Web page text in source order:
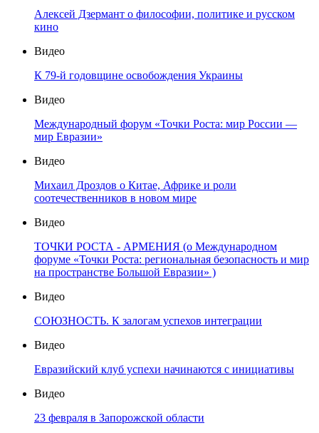
Алексей Дзермант о философии, политике и русском
кино
Видео
К 79-й годовщине освобождения Украины
Видео
Международный форум «Точки Роста: мир России —
мир Евразии»
Видео
Михаил Дроздов о Китае, Африке и роли
соотечественников в новом мире
Видео
ТОЧКИ РОСТА - АРМЕНИЯ (о Международном
форуме «Точки Роста: региональная безопасность и мир
на пространстве Большой Евразии» )
Видео
СОЮЗНОСТЬ. К залогам успехов интеграции
Видео
Евразийский клуб успехи начинаются с инициативы
Видео
23 февраля в Запорожской области